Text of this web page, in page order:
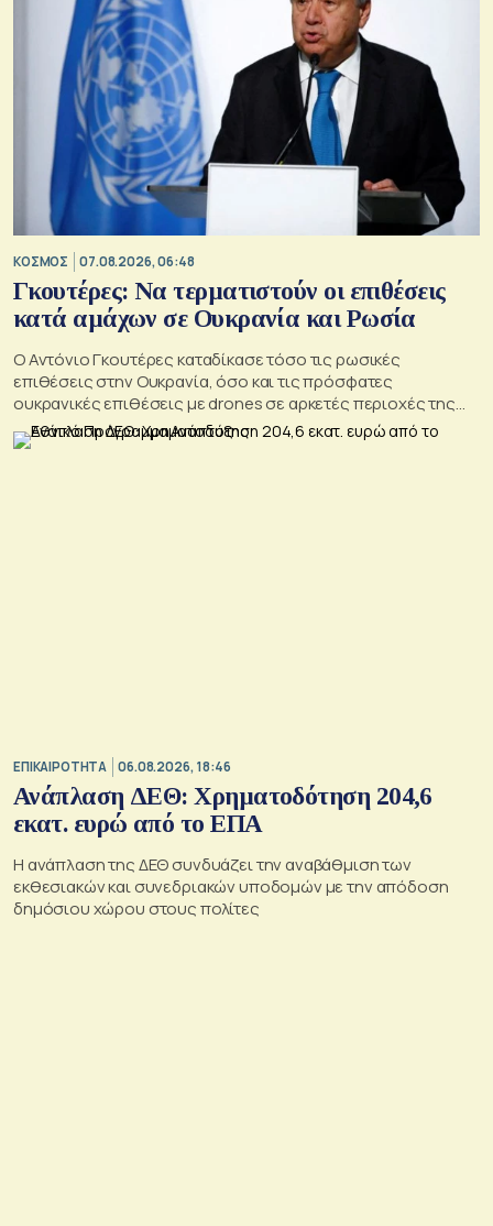
ΚΟΣΜΟΣ 07.08.2026, 06:48
Γκουτέρες: Να τερματιστούν οι επιθέσεις
κατά αμάχων σε Ουκρανία και Ρωσία
Ο Αντόνιο Γκουτέρες καταδίκασε τόσο τις ρωσικές
επιθέσεις στην Ουκρανία, όσο και τις πρόσφατες
ουκρανικές επιθέσεις με drones σε αρκετές περιοχές της
Ρωσίας, οι οποίες προκάλεσαν απώλειες μεταξύ αμάχων και
ζημιές σε μη στρατιωτικές υποδομές.
ΕΠΙΚΑΙΡΟΤΗΤΑ 06.08.2026, 18:46
Ανάπλαση ΔΕΘ: Χρηματοδότηση 204,6
εκατ. ευρώ από το ΕΠΑ
Η ανάπλαση της ΔΕΘ συνδυάζει την αναβάθμιση των
εκθεσιακών και συνεδριακών υποδομών με την απόδοση
δημόσιου χώρου στους πολίτες